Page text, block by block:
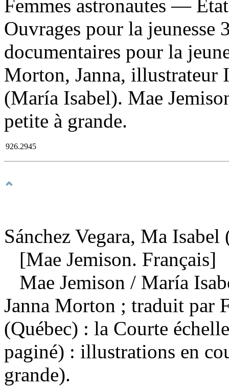
Femmes astronautes —
Ouvrages pour la
documentaires pour la
Morton, Janna, illustrateur
(María Isabel). Mae
petite à grande.
926.2945
Sánchez Vegara, Ma
[Mae Jemison. Français]
Mae Jemison / María
Janna Morton ; traduit
(Québec) : la Courte
paginé) : illustrations en
grande).